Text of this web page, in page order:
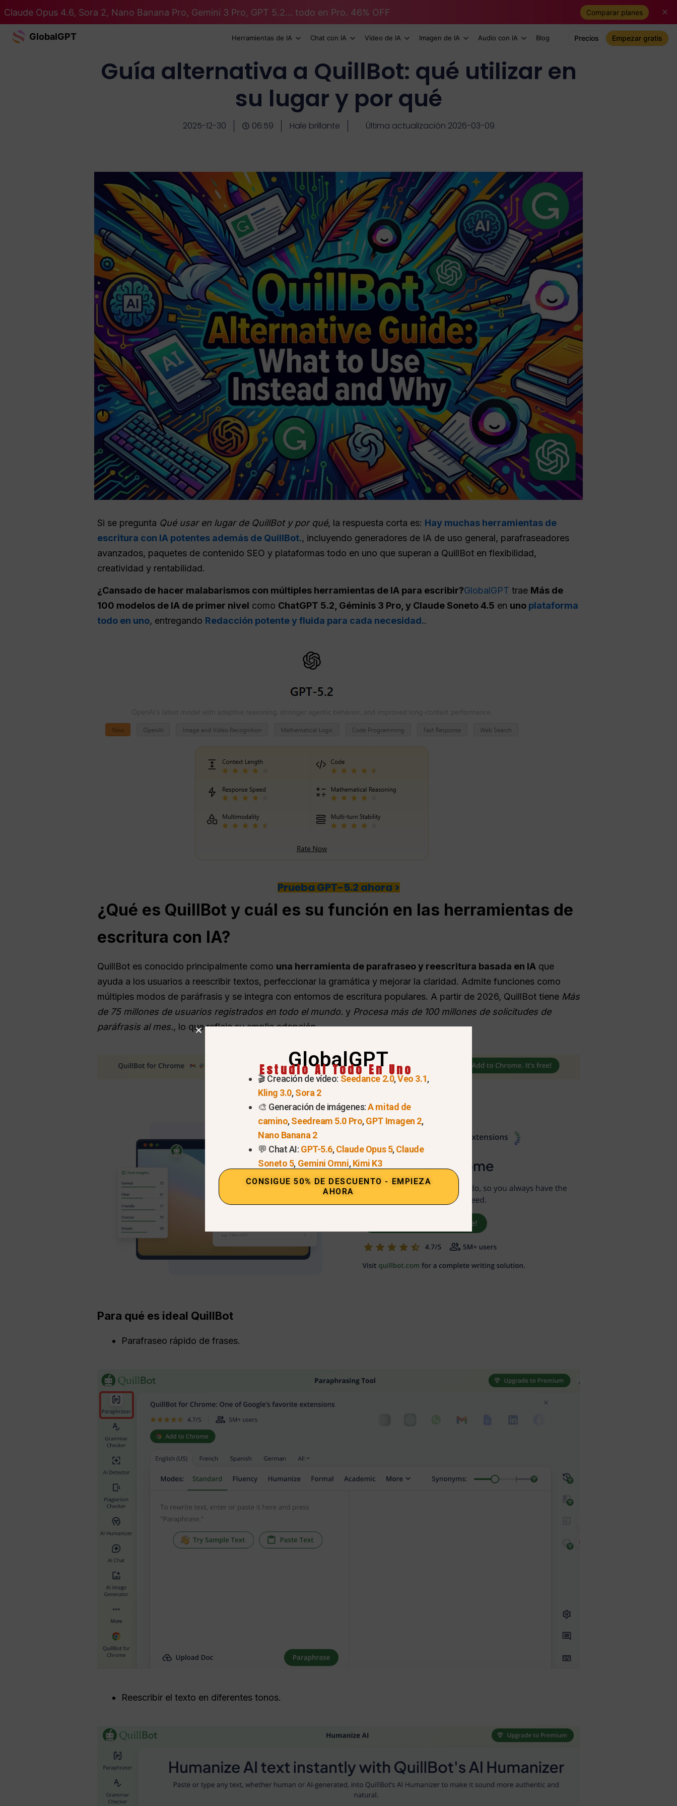
Claude Opus 4.6, Sora 2, Nano Banana Pro, Gemini 3 Pro, GPT 5.2... todo en Pro. 46% OFF Comparar planes
GlobalGPT Herramientas de IA Chat con IA Vídeo de IA Imagen de IA Audio con IA Blog Precios Empezar gratis
Guía alternativa a QuillBot: qué utilizar en
su lugar y por qué
2025-12-30 06:59 Hale brillante Última actualización 2026-03-09
Si se pregunta Qué usar en lugar de QuillBot y por qué, la respuesta corta es: Hay muchas herramientas de
escritura con IA potentes además de QuillBot., incluyendo generadores de IA de uso general, parafraseadores
avanzados, paquetes de contenido SEO y plataformas todo en uno que superan a QuillBot en flexibilidad,
creatividad y rentabilidad.
¿Cansado de hacer malabarismos con múltiples herramientas de IA para escribir?GlobalGPT trae Más de
100 modelos de IA de primer nivel como ChatGPT 5.2, Géminis 3 Pro , y Claude Soneto 4.5 en uno plataforma
todo en uno, entregando Redacción potente y fluida para cada necesidad..
Prueba GPT-5.2 ahora >
¿Qué es QuillBot y cuál es su función en las herramientas de
escritura con IA?
QuillBot es conocido principalmente como una herramienta de parafraseo y reescritura basada en IA que
ayuda a los usuarios a reescribir textos, perfeccionar la gramática y mejorar la claridad. Admite funciones como
múltiples modos de paráfrasis y se integra con entornos de escritura populares. A partir de 2026, QuillBot tiene Más
de 75 millones de usuarios registrados en todo el mundo. y Procesa más de 100 millones de solicitudes de
paráfrasis al mes., lo que refleja su amplia adopción.
Para qué es ideal QuillBot
Parafraseo rápido de frases.
Reescribir el texto en diferentes tonos.
GlobalGPT
Estudio AI Todo En Uno
🎬 Creación de vídeo: Seedance 2.0,Veo 3.1,
Kling 3.0,Sora 2
🎨 Generación de imágenes:A mitad de
camino,Seedream 5.0 Pro,GPT Imagen 2,
Nano Banana 2
💬 Chat AI: GPT-5.6,Claude Opus 5,Claude
Soneto 5, Gemini Omni,Kimi K3
CONSIGUE 50% DE DESCUENTO - EMPIEZA
AHORA